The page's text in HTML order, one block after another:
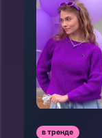
в тренде